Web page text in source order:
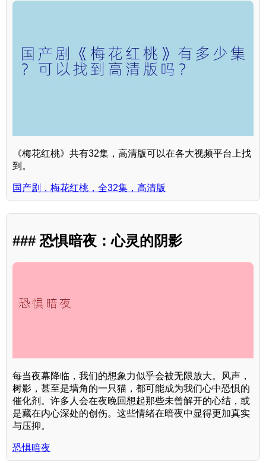
《梅花红桃》共有32集，高清版可以在各大视频平台上找
到。
国产剧，梅花红桃，全32集，高清版
### 恐惧暗夜：心灵的阴影
每当夜幕降临，我们的想象力似乎会被无限放大。风声，
树影，甚至是墙角的一只猫，都可能成为我们心中恐惧的
催化剂。许多人会在夜晚回想起那些未曾解开的心结，或
是藏在内心深处的创伤。这些情绪在暗夜中显得更加真实
与压抑。
恐惧暗夜